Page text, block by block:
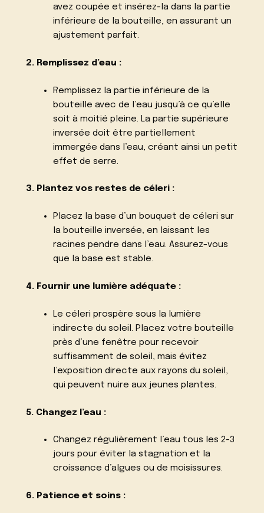
avez coupée et insérez-la dans la partie
inférieure de la bouteille, en assurant un
ajustement parfait.
2. Remplissez d’eau :
Remplissez la partie inférieure de la
bouteille avec de l’eau jusqu’à ce qu’elle
soit à moitié pleine. La partie supérieure
inversée doit être partiellement
immergée dans l’eau, créant ainsi un petit
effet de serre.
3. Plantez vos restes de céleri :
Placez la base d’un bouquet de céleri sur
la bouteille inversée, en laissant les
racines pendre dans l’eau. Assurez-vous
que la base est stable.
4. Fournir une lumière adéquate :
Le céleri prospère sous la lumière
indirecte du soleil. Placez votre bouteille
près d’une fenêtre pour recevoir
suffisamment de soleil, mais évitez
l’exposition directe aux rayons du soleil,
qui peuvent nuire aux jeunes plantes.
5. Changez l’eau :
Changez régulièrement l’eau tous les 2-3
jours pour éviter la stagnation et la
croissance d’algues ou de moisissures.
6. Patience et soins :